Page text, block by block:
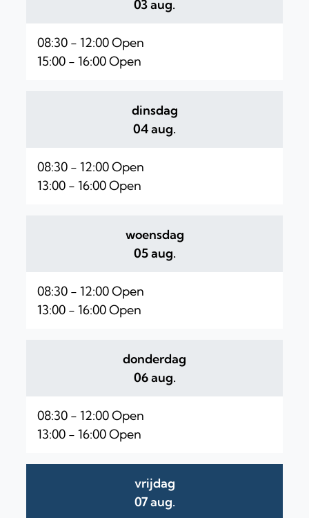
03 aug.
08:30 - 12:00Open
15:00 - 16:00Open
dinsdag
04 aug.
08:30 - 12:00Open
13:00 - 16:00Open
woensdag
05 aug.
08:30 - 12:00Open
13:00 - 16:00Open
donderdag
06 aug.
08:30 - 12:00Open
13:00 - 16:00Open
vrijdag
07 aug.